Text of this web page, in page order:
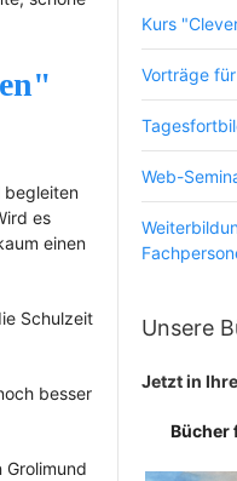
begleiten
es
einen
Schulzeit
besser
Grolimund
Kurs
Vorträge
Web-
Unsere
Jetzt in
Bücher